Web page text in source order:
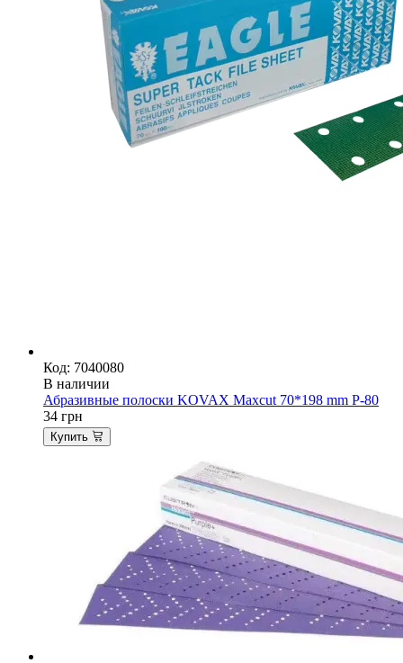
Код: 7040080
В наличии
Абразивные полоски KOVAX Maxcut 70*198 mm P-80
34 грн
Купить